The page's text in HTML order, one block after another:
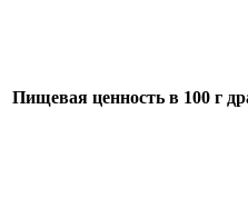
Пищевая ценность в 100 г